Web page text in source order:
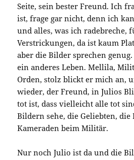
Seite, sein bester Freund. Ich
ist, frage gar nicht, denn ich
und alles, was ich radebreche,
Verstrickungen, da ist kaum
aber die Bilder sprechen
ein anderes Leben. Mellila,
Orden, stolz blickt er mich an,
wieder, der Freund, in Julios
tot ist, dass vielleicht alle tot
Bildern sehe, die Geliebten,
Kameraden beim Militär.
Nur noch Julio ist da und die